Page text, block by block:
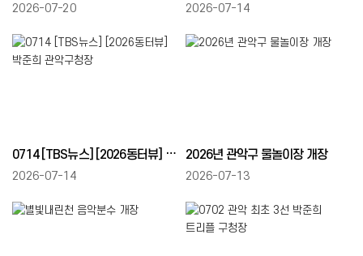
2026-07-20 2026-07-14
0714 [TBS뉴스] [2026동터뷰] 박준희 관악구청장
2026-07-14
2026년 관악구 물놀이장 개장
2026-07-13